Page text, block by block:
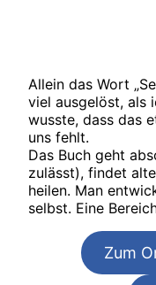
Allein das Wort
viel ausgelöst, als
wusste, dass das
uns fehlt.
Das Buch geht
zulässt), findet
heilen. Man
selbst. Eine
Zum